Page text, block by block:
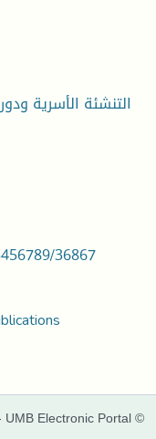
التنشئة الأسرية
36867
UMB Electronic Portal ©